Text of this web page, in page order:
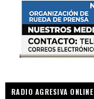
RADIO AGRESIVA ONLINE